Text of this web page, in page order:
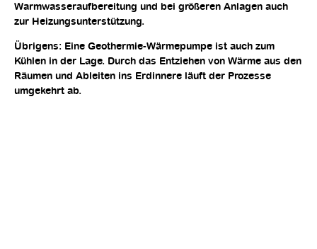
Warmwasseraufbereitung und bei größeren Anlagen auch
zur Heizungsunterstützung.
Übrigens: Eine Geothermie-Wärmepumpe ist auch zum
Kühlen in der Lage. Durch das Entziehen von Wärme aus den
Räumen und Ableiten ins Erdinnere läuft der Prozesse
umgekehrt ab.